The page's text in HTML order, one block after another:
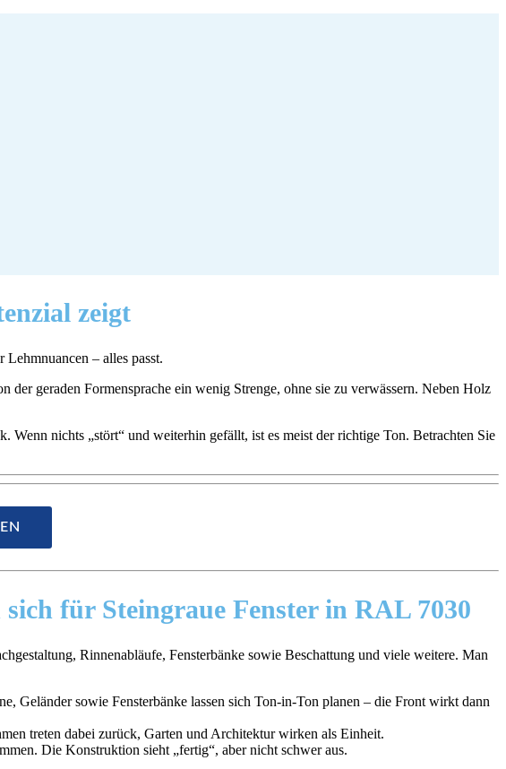
zeigt
– alles passt.
geraden Formensprache ein wenig Strenge, ohne sie zu verwässern. Neben Holz
nichts „stört“ und weiterhin gefällt, ist es meist der richtige Ton. Betrachten Sie
für Steingraue Fenster in RAL 7030
Rinnenabläufe, Fensterbänke sowie Beschattung und viele weitere. Man
Geländer sowie Fensterbänke lassen sich Ton-in-Ton planen – die Front wirkt dann
treten dabei zurück, Garten und Architektur wirken als Einheit.
Die Konstruktion sieht „fertig“, aber nicht schwer aus.